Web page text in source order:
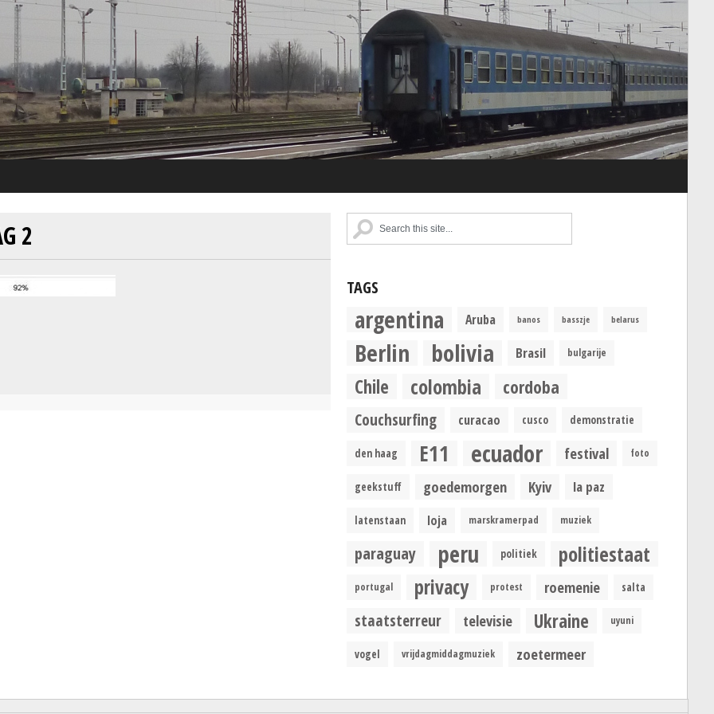
2
TAGS
argentina Aruba banos basszje belarus
Berlin bolivia Brasil bulgarije
Chile colombia cordoba
Couchsurfing curacao cusco demonstratie
den haag E11 ecuador festival foto
geekstuff goedemorgen Kyiv la paz
latenstaan loja marskramerpad muziek
paraguay peru politiek politiestaat
portugal privacy protest roemenie salta
staatsterreur televisie Ukraine uyuni
vogel vrijdagmiddagmuziek zoetermeer